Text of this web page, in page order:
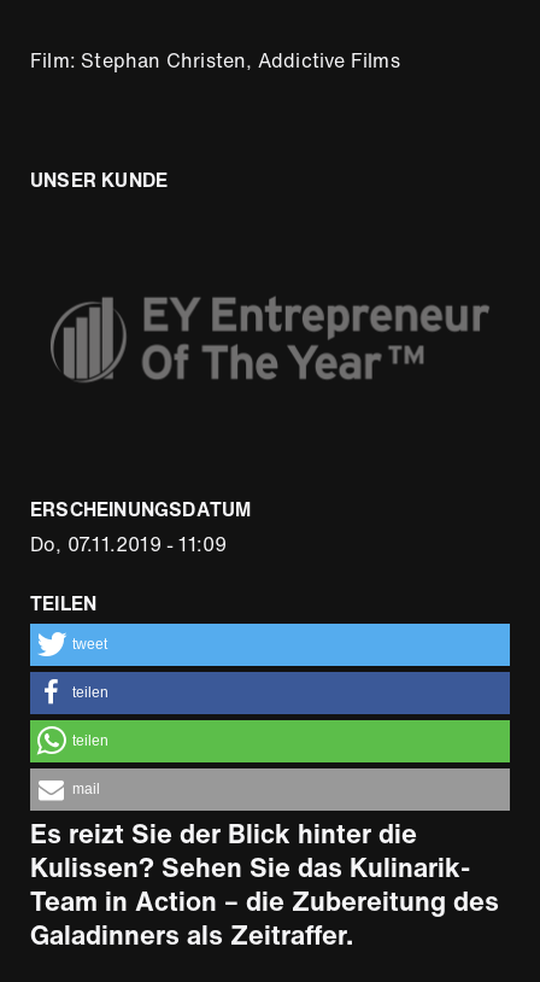
Film: Stephan Christen, Addictive Films
UNSER KUNDE
ERSCHEINUNGSDATUM
Do, 07.11.2019 - 11:09
TEILEN
tweet
teilen
teilen
mail
Es reizt Sie der Blick hinter die
Kulissen? Sehen Sie das Kulinarik-
Team in Action – die Zubereitung des
Galadinners als Zeitraffer.